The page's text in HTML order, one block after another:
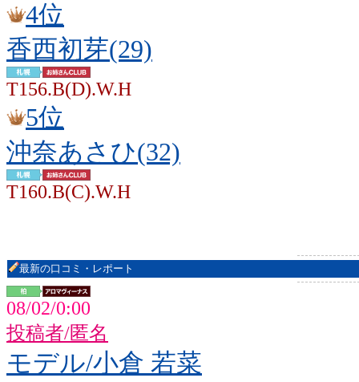
4位
香西初芽(29)
T156.B(D).W.H
5位
沖奈あさひ(32)
T160.B(C).W.H
最新の口コミ・レポート
08/02/0:00
投稿者/匿名
モデル/小倉 若菜